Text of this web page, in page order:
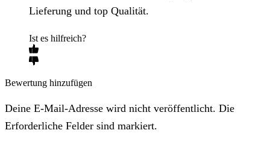
Lieferung und top Qualität.
Ist es hilfreich?
Bewertung hinzufügen
Deine E-Mail-Adresse wird nicht veröffentlicht. Die
Erforderliche Felder sind markiert.